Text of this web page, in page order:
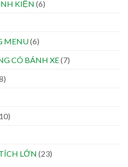
KIỆN (6)
MENU(6)
CÓ BÁNH XE(7)
LỚN (23)